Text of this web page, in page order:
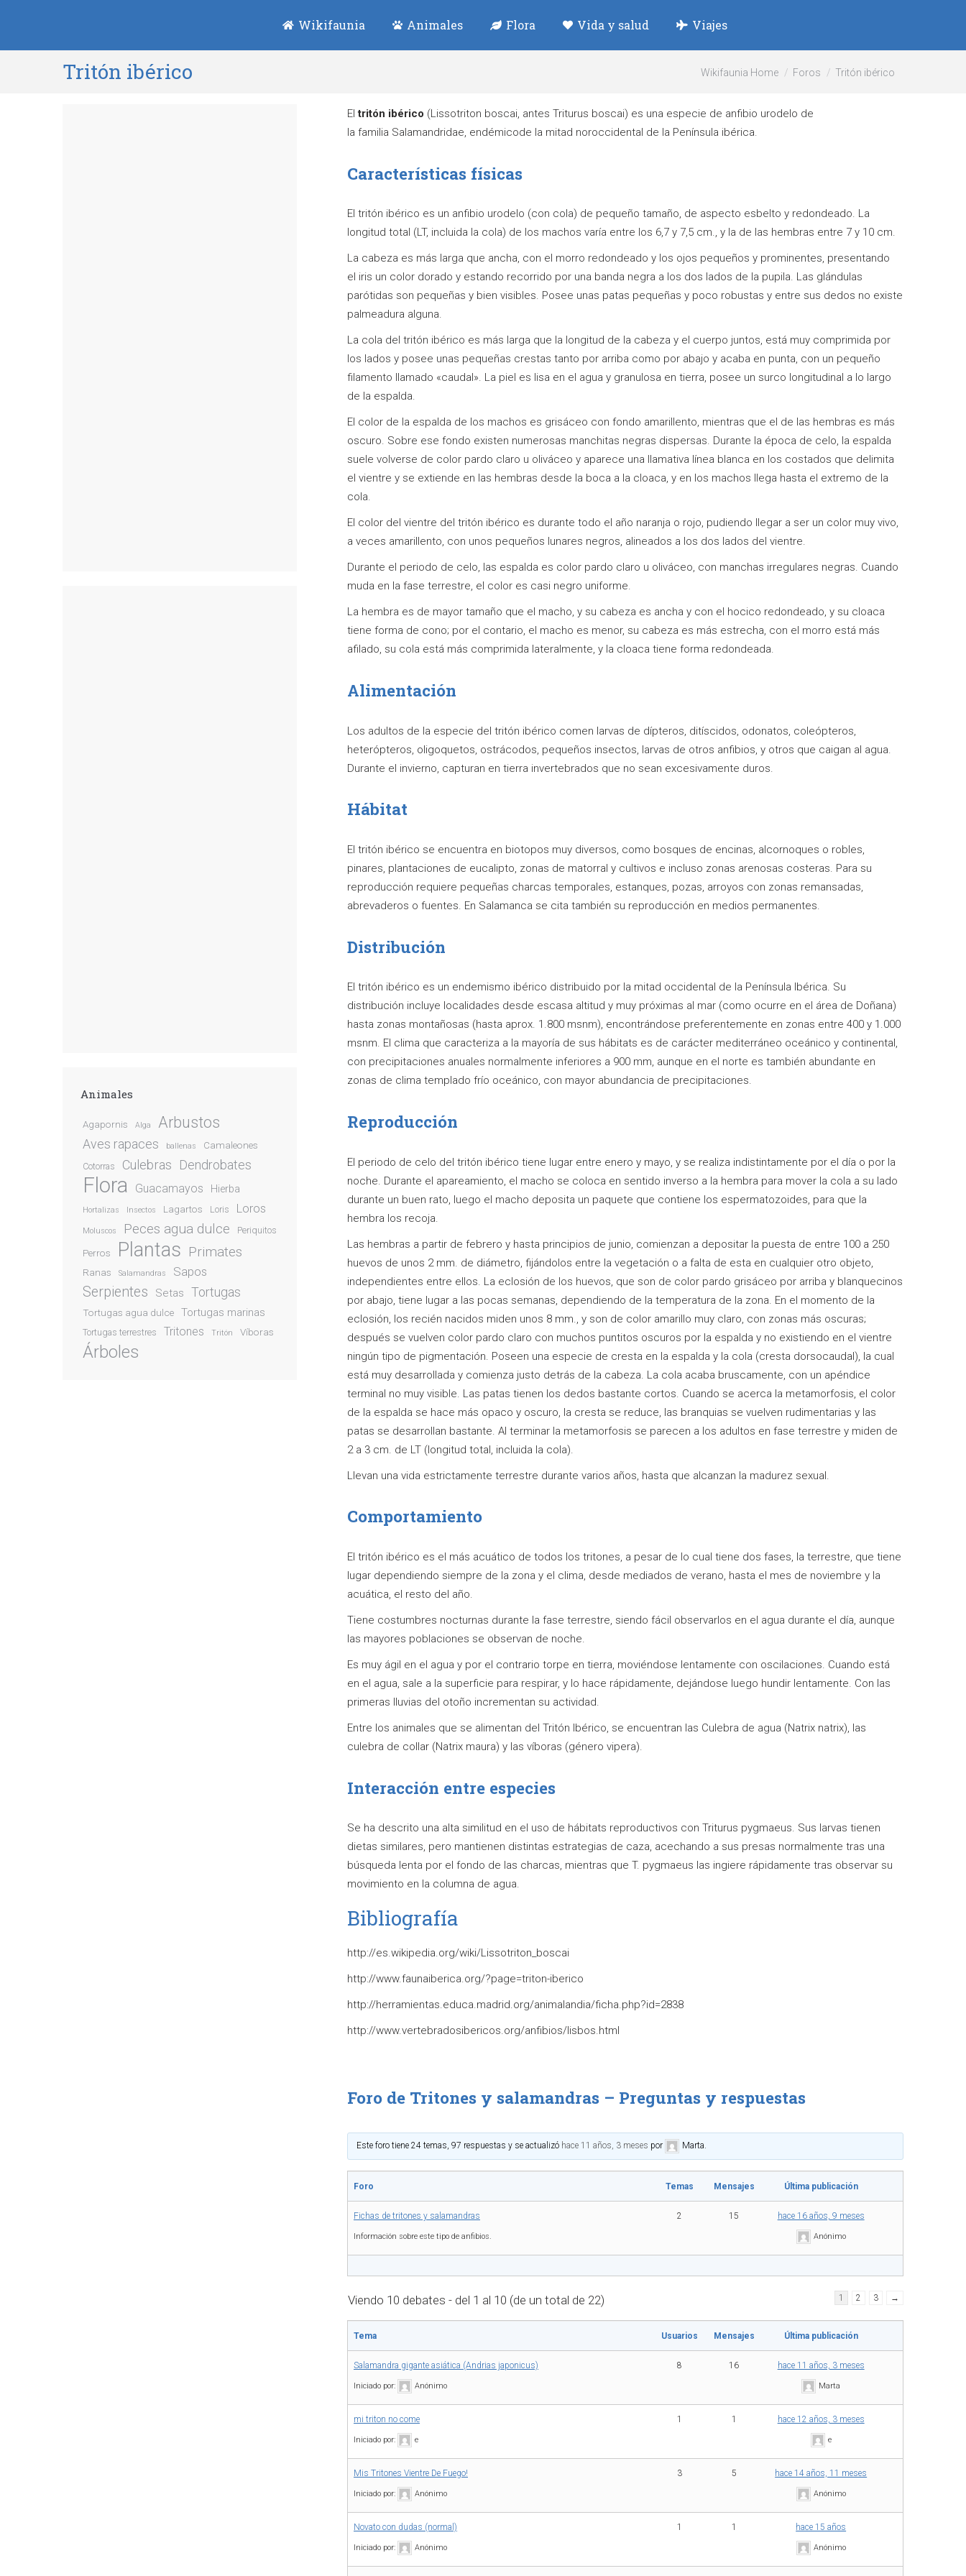
Wikifaunia Animales Flora Vida y salud Viajes
Tritón ibérico Wikifaunia Home Foros Tritón ibérico
Eltritón ibérico (Lissotriton boscai, antes Triturus boscai) es una especie de anfibio urodelo de
la familia Salamandridae, endémicode la mitad noroccidental de la Península ibérica.
Características físicas
El tritón ibérico es un anfibio urodelo (con cola) de pequeño tamaño, de aspecto esbelto y redondeado. La
longitud total (LT, incluida la cola) de los machos varía entre los 6,7 y 7,5 cm., y la de las hembras entre 7 y 10 cm.
La cabeza es más larga que ancha, con el morro redondeado y los ojos pequeños y prominentes, presentando
el iris un color dorado y estando recorrido por una banda negra a los dos lados de la pupila. Las glándulas
parótidas son pequeñas y bien visibles. Posee unas patas pequeñas y poco robustas y entre sus dedos no existe
palmeadura alguna.
La cola del tritón ibérico es más larga que la longitud de la cabeza y el cuerpo juntos, está muy comprimida por
los lados y posee unas pequeñas crestas tanto por arriba como por abajo y acaba en punta, con un pequeño
filamento llamado «caudal». La piel es lisa en el agua y granulosa en tierra, posee un surco longitudinal a lo largo
de la espalda.
El color de la espalda de los machos es grisáceo con fondo amarillento, mientras que el de las hembras es más
oscuro. Sobre ese fondo existen numerosas manchitas negras dispersas. Durante la época de celo, la espalda
suele volverse de color pardo claro u oliváceo y aparece una llamativa línea blanca en los costados que delimita
el vientre y se extiende en las hembras desde la boca a la cloaca, y en los machos llega hasta el extremo de la
cola.
El color del vientre del tritón ibérico es durante todo el año naranja o rojo, pudiendo llegar a ser un color muy vivo,
a veces amarillento, con unos pequeños lunares negros, alineados a los dos lados del vientre.
Durante el periodo de celo, las espalda es color pardo claro u oliváceo, con manchas irregulares negras. Cuando
muda en la fase terrestre, el color es casi negro uniforme.
La hembra es de mayor tamaño que el macho, y su cabeza es ancha y con el hocico redondeado, y su cloaca
tiene forma de cono; por el contario, el macho es menor, su cabeza es más estrecha, con el morro está más
afilado, su cola está más comprimida lateralmente, y la cloaca tiene forma redondeada.
Alimentación
Los adultos de la especie del tritón ibérico comen larvas de dípteros, ditíscidos, odonatos, coleópteros,
heterópteros, oligoquetos, ostrácodos, pequeños insectos, larvas de otros anfibios, y otros que caigan al agua.
Durante el invierno, capturan en tierra invertebrados que no sean excesivamente duros.
Hábitat
El tritón ibérico se encuentra en biotopos muy diversos, como bosques de encinas, alcornoques o robles,
pinares, plantaciones de eucalipto, zonas de matorral y cultivos e incluso zonas arenosas costeras. Para su
reproducción requiere pequeñas charcas temporales, estanques, pozas, arroyos con zonas remansadas,
abrevaderos o fuentes. En Salamanca se cita también su reproducción en medios permanentes.
Distribución
El tritón ibérico es un endemismo ibérico distribuido por la mitad occidental de la Península Ibérica. Su
distribución incluye localidades desde escasa altitud y muy próximas al mar (como ocurre en el área de Doñana)
hasta zonas montañosas (hasta aprox. 1.800 msnm), encontrándose preferentemente en zonas entre 400 y 1.000
msnm. El clima que caracteriza a la mayoría de sus hábitats es de carácter mediterráneo oceánico y continental,
con precipitaciones anuales normalmente inferiores a 900 mm, aunque en el norte es también abundante en
zonas de clima templado frío oceánico, con mayor abundancia de precipitaciones.
Reproducción
El periodo de celo del tritón ibérico tiene lugar entre enero y mayo, y se realiza indistintamente por el día o por la
noche. Durante el apareamiento, el macho se coloca en sentido inverso a la hembra para mover la cola a su lado
durante un buen rato, luego el macho deposita un paquete que contiene los espermatozoides, para que la
hembra los recoja.
Las hembras a partir de febrero y hasta principios de junio, comienzan a depositar la puesta de entre 100 a 250
huevos de unos 2 mm. de diámetro, fijándolos entre la vegetación o a falta de esta en cualquier otro objeto,
independientes entre ellos. La eclosión de los huevos, que son de color pardo grisáceo por arriba y blanquecinos
por abajo, tiene lugar a las pocas semanas, dependiendo de la temperatura de la zona. En el momento de la
eclosión, los recién nacidos miden unos 8 mm., y son de color amarillo muy claro, con zonas más oscuras;
después se vuelven color pardo claro con muchos puntitos oscuros por la espalda y no existiendo en el vientre
ningún tipo de pigmentación. Poseen una especie de cresta en la espalda y la cola (cresta dorsocaudal), la cual
está muy desarrollada y comienza justo detrás de la cabeza. La cola acaba bruscamente, con un apéndice
terminal no muy visible. Las patas tienen los dedos bastante cortos. Cuando se acerca la metamorfosis, el color
de la espalda se hace más opaco y oscuro, la cresta se reduce, las branquias se vuelven rudimentarias y las
patas se desarrollan bastante. Al terminar la metamorfosis se parecen a los adultos en fase terrestre y miden de
2 a 3 cm. de LT (longitud total, incluida la cola).
Llevan una vida estrictamente terrestre durante varios años, hasta que alcanzan la madurez sexual.
Comportamiento
El tritón ibérico es el más acuático de todos los tritones, a pesar de lo cual tiene dos fases, la terrestre, que tiene
lugar dependiendo siempre de la zona y el clima, desde mediados de verano, hasta el mes de noviembre y la
acuática, el resto del año.
Tiene costumbres nocturnas durante la fase terrestre, siendo fácil observarlos en el agua durante el día, aunque
las mayores poblaciones se observan de noche.
Es muy ágil en el agua y por el contrario torpe en tierra, moviéndose lentamente con oscilaciones. Cuando está
en el agua, sale a la superficie para respirar, y lo hace rápidamente, dejándose luego hundir lentamente. Con las
primeras lluvias del otoño incrementan su actividad.
Entre los animales que se alimentan del Tritón Ibérico, se encuentran las Culebra de agua (Natrix natrix), las
culebra de collar (Natrix maura) y las víboras (género vipera).
Interacción entre especies
Se ha descrito una alta similitud en el uso de hábitats reproductivos con Triturus pygmaeus. Sus larvas tienen
dietas similares, pero mantienen distintas estrategias de caza, acechando a sus presas normalmente tras una
búsqueda lenta por el fondo de las charcas, mientras que T. pygmaeus las ingiere rápidamente tras observar su
movimiento en la columna de agua.
Bibliografía
http://es.wikipedia.org/wiki/Lissotriton_boscai
http://www.faunaiberica.org/?page=triton-iberico
http://herramientas.educa.madrid.org/animalandia/ficha.php?id=2838
http://www.vertebradosibericos.org/anfibios/lisbos.html
Foro de Tritones y salamandras – Preguntas y respuestas
Este foro tiene 24 temas, 97 respuestas y se actualizó hace 11 años, 3 meses por Marta.
Foro Temas Mensajes Última publicación
Fichas de tritones y salamandras
Información sobre este tipo de anfibios.
2 15 hace 16 años, 9 meses
Anónimo
Viendo 10 debates - del 1 al 10 (de un total de 22) 1 2 3 →
Tema Usuarios Mensajes Última publicación
Salamandra gigante asiática (Andrias japonicus)
Iniciado por: Anónimo
8 16 hace 11 años, 3 meses
Marta
mi triton no come
Iniciado por: e
1 1 hace 12 años, 3 meses
e
Mis Tritones Vientre De Fuego!
Iniciado por: Anónimo
3 5 hace 14 años, 11 meses
Anónimo
Novato con dudas (normal)
Iniciado por: Anónimo
1 1 hace 15 años
Anónimo
Animales
Agapornis Alga Arbustos
Aves rapaces ballenas Camaleones
Cotorras Culebras Dendrobates
Flora Guacamayos Hierba
Hortalizas Insectos Lagartos Loris Loros
Moluscos Peces agua dulce Periquitos
Perros Plantas Primates
Ranas Salamandras Sapos
Serpientes Setas Tortugas
Tortugas agua dulce Tortugas marinas
Tortugas terrestres Tritones Tritón Víboras
Árboles